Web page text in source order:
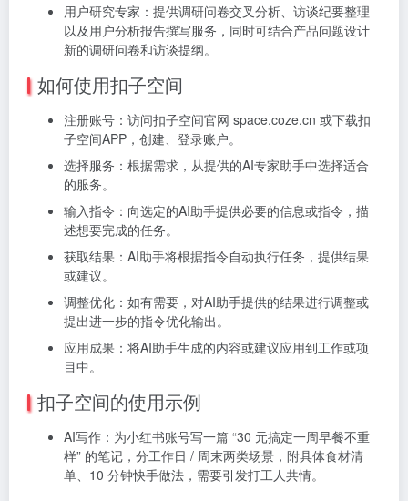
用户研究专家：提供调研问卷交叉分析、访谈纪要整理
以及用户分析报告撰写服务，同时可结合产品问题设计
新的调研问卷和访谈提纲。
如何使用扣子空间
注册账号：访问扣子空间官网 space.coze.cn 或下载扣
子空间APP，创建、登录账户。
选择服务：根据需求，从提供的AI专家助手中选择适合
的服务。
输入指令：向选定的AI助手提供必要的信息或指令，描
述想要完成的任务。
获取结果：AI助手将根据指令自动执行任务，提供结果
或建议。
调整优化：如有需要，对AI助手提供的结果进行调整或
提出进一步的指令优化输出。
应用成果：将AI助手生成的内容或建议应用到工作或项
目中。
扣子空间的使用示例
AI写作：为小红书账号写一篇 “30 元搞定一周早餐不重
样” 的笔记，分工作日 / 周末两类场景，附具体食材清
单、10 分钟快手做法，需要引发打工人共情。